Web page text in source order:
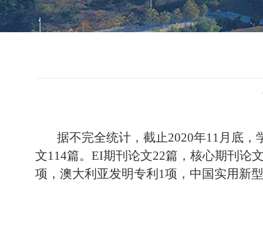
据不完全统计，截止2020年11月底，
文114篇。 EI期刊论文22篇，核心期刊论
项，澳大利亚发明专利 1项，中国实用新